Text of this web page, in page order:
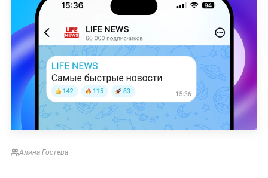
Алина Гостева